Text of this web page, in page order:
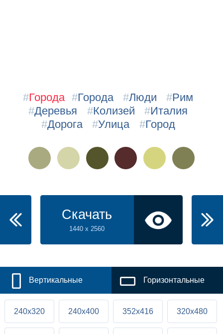
#Города #Города #Люди #Рим
#Деревья #Колизей #Италия
#Дорога #Улица #Город
Скачать
1440 x 2560
Вертикальные Горизонтальные
240x320 240x400 352x416 320x480